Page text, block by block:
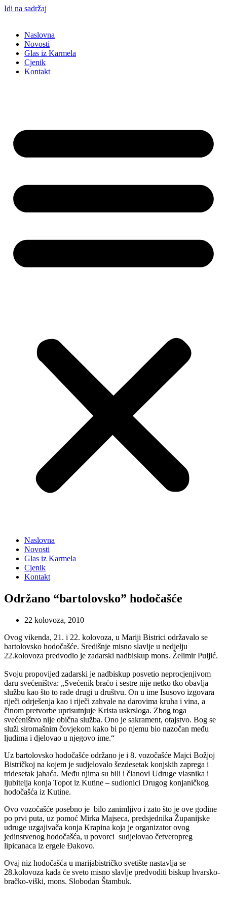
Idi na sadržaj
Naslovna
Novosti
Glas iz Karmela
Cjenik
Kontakt
Naslovna
Novosti
Glas iz Karmela
Cjenik
Kontakt
Održano “bartolovsko” hodočašće
22 kolovoza, 2010
Ovog vikenda, 21. i 22. kolovoza, u Mariji Bistrici održavalo se
bartolovsko hodočašće. Središnje misno slavlje u nedjelju
22.kolovoza predvodio je zadarski nadbiskup mons. Želimir Puljić.
Svoju propovijed zadarski je nadbiskup posvetio neprocjenjivom
daru svećeništva: „Svećenik braćo i sestre nije netko tko obavlja
službu kao što to rade drugi u društvu. On u ime Isusovo izgovara
riječi odrješenja kao i riječi zahvale na darovima kruha i vina, a
činom pretvorbe uprisutnjuje Krista uskrsloga. Zbog toga
svećeništvo nije obična služba. Ono je sakrament, otajstvo. Bog se
služi siromašnim čovjekom kako bi po njemu bio nazočan među
ljudima i djelovao u njegovo ime.“
Uz bartolovsko hodočašće održano je i 8. vozočašće Majci Božjoj
Bistričkoj na kojem je sudjelovalo šezdesetak konjskih zaprega i
tridesetak jahaća. Među njima su bili i članovi Udruge vlasnika i
ljubitelja konja Topot iz Kutine – sudionici Drugog konjaničkog
hodočašća iz Kutine.
Ovo vozočašće posebno je bilo zanimljivo i zato što je ove godine
po prvi puta, uz pomoć Mirka Majseca, predsjednika Županijske
udruge uzgajivača konja Krapina koja je organizator ovog
jedinstvenog hodočašća, u povorci sudjelovao četveropreg
lipicanaca iz ergele Đakovo.
Ovaj niz hodočašća u marijabistričko svetište nastavlja se
28.kolovoza kada će sveto misno slavlje predvoditi biskup hvarsko-
bračko-viški, mons. Slobodan Štambuk.